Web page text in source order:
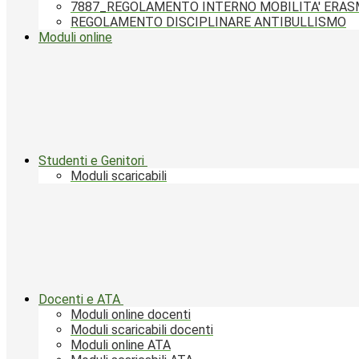
7887_REGOLAMENTO INTERNO MOBILITA'
REGOLAMENTO DISCIPLINARE ANTIBULLISMO
Moduli online
Studenti e Genitori
Moduli scaricabili
Docenti e ATA
Moduli online docenti
Moduli scaricabili docenti
Moduli online ATA